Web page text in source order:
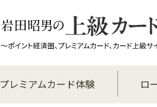
プレミアムカード体験 ロ